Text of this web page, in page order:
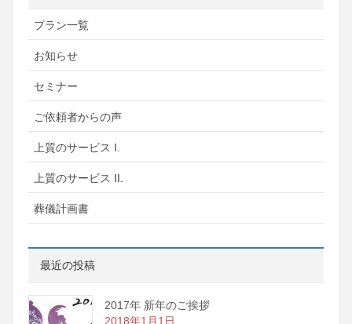
プラン一覧
お知らせ
セミナー
ご依頼者からの声
上質のサービス I.
上質のサービス II.
葬儀計画書
最近の投稿
2017年 新年のご挨拶
2018年1月1日